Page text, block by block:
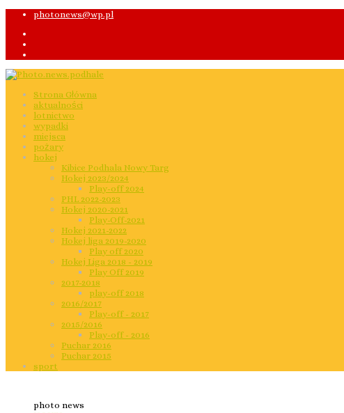
photonews@wp.pl
Strona Główna
aktualności
lotnictwo
wypadki
miejsca
pożary
hokej
Kibice Podhala Nowy Targ
Hokej 2023/2024
Play-off 2024
PHL 2022-2023
Hokej 2020-2021
Play-Off-2021
Hokej 2021-2022
Hokej liga 2019-2020
Play off 2020
Hokej Liga 2018 - 2019
Play Off 2019
2017-2018
play-off 2018
2016/2017
Play-off - 2017
2015/2016
Play-off - 2016
Puchar 2016
Puchar 2015
sport
photo news